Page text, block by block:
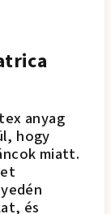
anyag
hogy
miatt.
és